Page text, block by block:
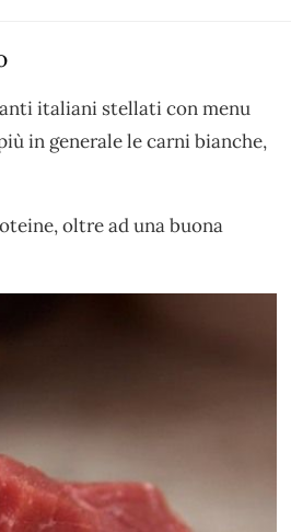
italiani stellati con menu
in generale le carni bianche,
oltre ad una buona